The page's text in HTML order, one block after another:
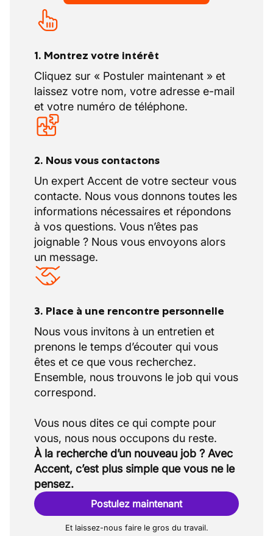
1. Montrez votre intérêt
Cliquez sur « Postuler maintenant » et
laissez votre nom, votre adresse e-mail
et votre numéro de téléphone.
2. Nous vous contactons
Un expert Accent de votre secteur vous
contacte. Nous vous donnons toutes les
informations nécessaires et répondons
à vos questions. Vous n’êtes pas
joignable ? Nous vous envoyons alors
un message.
3. Place à une rencontre personnelle
Nous vous invitons à un entretien et
prenons le temps d’écouter qui vous
êtes et ce que vous recherchez.
Ensemble, nous trouvons le job qui vous
correspond.
Vous nous dites ce qui compte pour
À la recherche d’un nouveau job ? Avec
Accent, c’est plus simple que vous ne le
pensez.
Postulez maintenant
Et laissez-nous faire le gros du travail.